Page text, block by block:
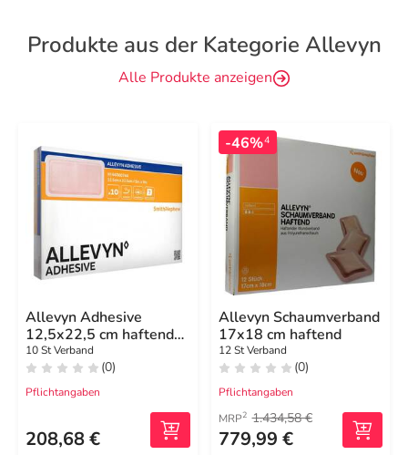
Produkte aus der Kategorie Allevyn
Alle Produkte anzeigen
Allevyn Adhesive
12,5x22,5 cm haftende
Wundauflage
10 St Verband
(0)
Pflichtangaben
208,68 €
-46%4
Allevyn Schaumverband
17x18 cm haftend
12 St Verband
(0)
Pflichtangaben
MRP2 1.434,58 €
779,99 €